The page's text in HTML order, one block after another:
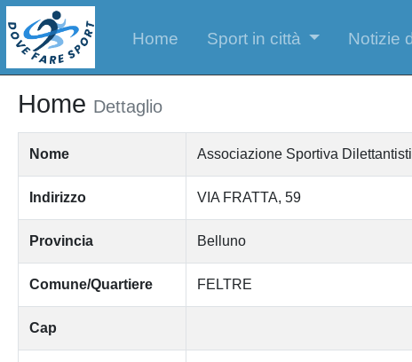
Home Sport in città Notizie
Home Dettaglio
Nome Associazione Sportiva
Indirizzo VIA FRATTA, 59
Provincia Belluno
Comune/Quartiere FELTRE
Cap